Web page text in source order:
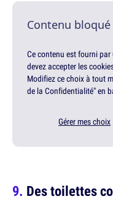
Contenu
Ce contenu est fourni
devez accepter les
Modifiez ce choix à tout
de la Confidentialité" en
Gérer mes choix
Des toilettes